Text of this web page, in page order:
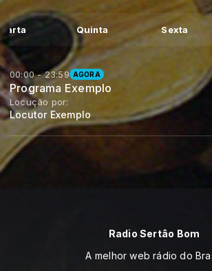
Quinta Sexta
00:00 - 23:59 AGORA
Programa Exemplo
Locução por:
Locutor Exemplo
Radio Sertâo Bom
A melhor web rádio do